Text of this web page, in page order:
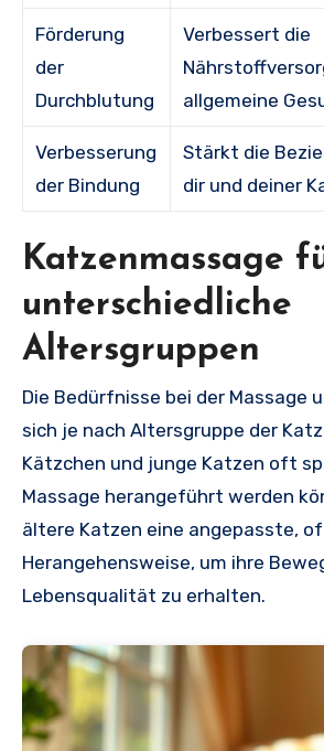
Förderung
der
Durchblutung
Verbessert die
allgemeine
Verbesserung
der Bindung
Stärkt die
dir und deiner
Katzenmassage
unterschiedliche
Altersgruppen
Die Bedürfnisse bei der Massage
sich je nach Altersgruppe der
Kätzchen und junge Katzen oft
Massage herangeführt werden
ältere Katzen eine angepasste,
Herangehensweise, um ihre
Lebensqualität zu erhalten.